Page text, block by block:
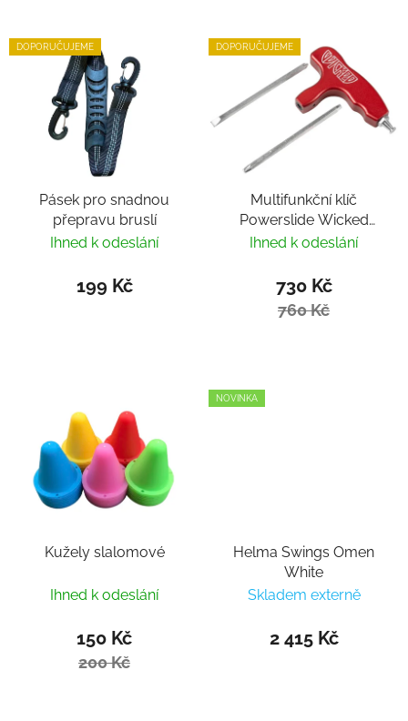
DOPORUČUJEME
Pásek pro snadnou
přepravu bruslí
Ihned k odeslání
199 Kč
DOPORUČUJEME
Multifunkční klíč
Powerslide Wicked
Hardcore Tool
Ihned k odeslání
730 Kč
760 Kč
Kužely slalomové
Ihned k odeslání
150 Kč
200 Kč
NOVINKA
Helma Swings Omen
White
Skladem externě
2 415 Kč